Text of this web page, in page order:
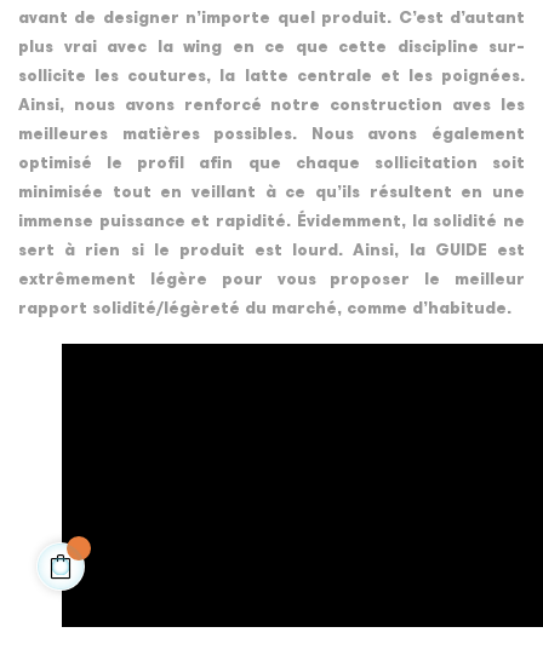
avant de designer n’importe quel produit. C’est d’autant
plus vrai avec la wing en ce que cette discipline sur-
sollicite les coutures, la latte centrale et les poignées.
Ainsi, nous avons renforcé notre construction aves les
meilleures matières possibles. Nous avons également
optimisé le profil afin que chaque sollicitation soit
minimisée tout en veillant à ce qu’ils résultent en une
immense puissance et rapidité. Évidemment, la solidité ne
sert à rien si le produit est lourd. Ainsi, la GUIDE est
extrêmement légère pour vous proposer le meilleur
rapport solidité/légèreté du marché, comme d’habitude.